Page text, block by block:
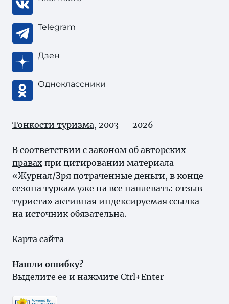
Telegram
Дзен
Одноклассники
Тонкости туризма, 2003 — 2026
В соответствии с законом об авторских
правах при цитировании материала
«Журнал/Зря потраченные деньги, в конце
сезона туркам уже на все наплевать: отзыв
туриста» активная индексируемая ссылка
на источник обязательна.
Карта сайта
Нашли ошибку?
Выделите ее и нажмите Ctrl+Enter